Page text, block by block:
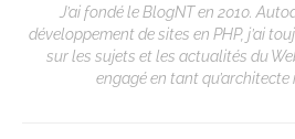
J’ai fondé le BlogNT en 2010.
développement de sites en PHP, j’ai
sur les sujets et les actualités du
engagé en tant